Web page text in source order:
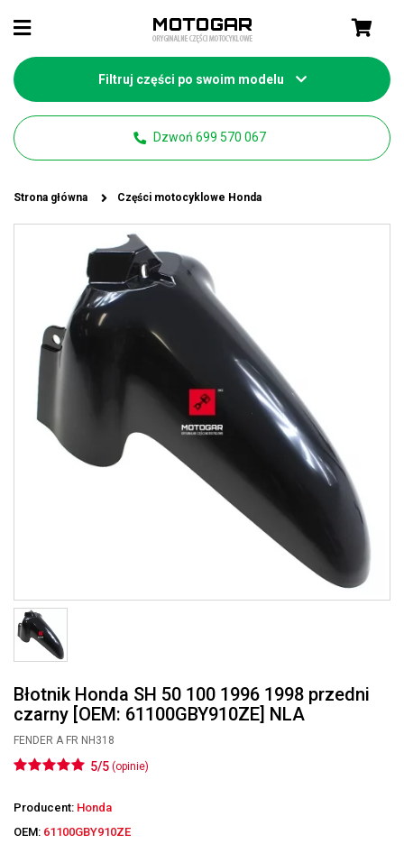
Filtruj części po swoim modelu
Dzwoń 699 570 067
Strona główna Części motocyklowe Honda
Błotnik Honda SH 50 100 1996 1998 przedni
czarny [OEM: 61100GBY910ZE] NLA
FENDER A FR NH318
5/5 (opinie)
Producent: Honda
OEM: 61100GBY910ZE